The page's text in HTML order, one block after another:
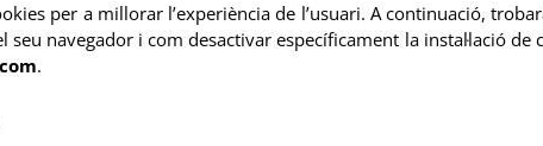
per a millorar l’experiència de l’usuari. A continuació,
seu navegador i com desactivar específicament la instal·lació
.